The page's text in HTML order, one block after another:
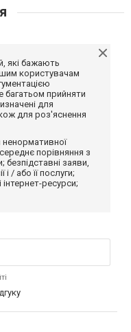
які бажають
користувачам
багатьом прийняти
для
для роз'яснення
порівняння з
заяви,
/ або її послуги;
ресурси;